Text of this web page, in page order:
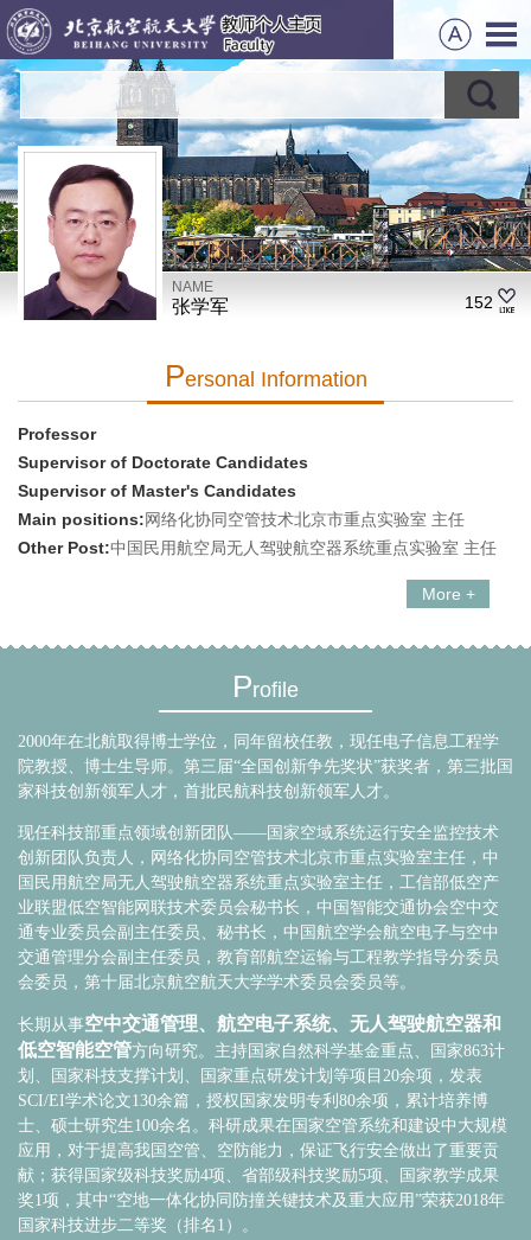
NAME
张学军 152
PErsonal Information
Professor
Supervisor of Doctorate Candidates
Supervisor of Master's Candidates
Main positions:网络化协同空管技术北京市重点实验室 主任
Other Post:中国民用航空局无人驾驶航空器系统重点实验室 主任
More +
Profile
2000年在北航取得博士学位，同年留校任教，现任电子信息工程学
院教授、博士生导师。第三届“全国创新争先奖状”获奖者，第三批国
家科技创新领军人才，首批民航科技创新领军人才。
现任科技部重点领域创新团队——国家空域系统运行安全监控技术
创新团队负责人，网络化协同空管技术北京市重点实验室主任，中
国民用航空局无人驾驶航空器系统重点实验室主任，工信部低空产
业联盟低空智能网联技术委员会秘书长，中国智能交通协会空中交
通专业委员会副主任委员、秘书长，中国航空学会航空电子与空中
交通管理分会副主任委员，教育部航空运输与工程教学指导分委员
会委员，第十届北京航空航天大学学术委员会委员等。
长期从事空中交通管理、航空电子系统、无人驾驶航空器和
低空智能空管方向研究。主持国家自然科学基金重点、国家863计
划、国家科技支撑计划、国家重点研发计划等项目20余项，发表
SCI/EI学术论文130余篇，授权国家发明专利80余项，累计培养博
士、硕士研究生100余名。 科研成果在国家空管系统和建设中大规模
应用，对于提高我国空管、空防能力，保证飞行安全做出了重要贡
献；获得国家级科技奖励4项、省部级科技奖励5项、国家教学成果
奖1项， 其中“空地一体化协同防撞关键技术及重大应用”荣获2018年
国家科技进步二等奖（排名1）。